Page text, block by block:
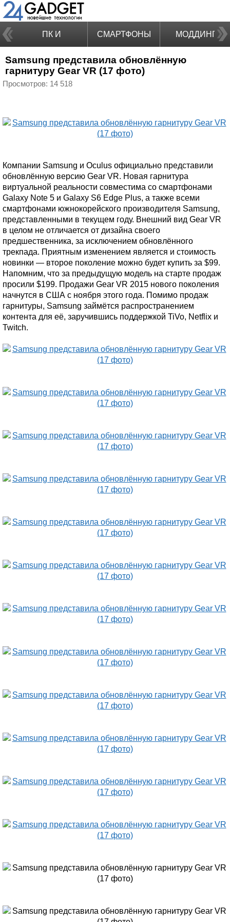
ПК И
НОУТБУКИ
СМАРТФОНЫ МОДДИНГ
Samsung представила обновлённую
гарнитуру Gear VR (17 фото)
Просмотров: 14 518
Компании Samsung и Oculus официально представили
обновлённую версию Gear VR. Новая гарнитура
виртуальной реальности совместима со смартфонами
Galaxy Note 5 и Galaxy S6 Edge Plus, а также всеми
смартфонами южнокорейского производителя Samsung,
представленными в текущем году. Внешний вид Gear VR
в целом не отличается от дизайна своего
предшественника, за исключением обновлённого
трекпада. Приятным изменением является и стоимость
новинки — второе поколение можно будет купить за $99.
Напомним, что за предыдущую модель на старте продаж
просили $199. Продажи Gear VR 2015 нового поколения
начнутся в США с ноября этого года. Помимо продаж
гарнитуры, Samsung займётся распространением
контента для её, заручившись поддержкой TiVo, Netflix и
Twitch.